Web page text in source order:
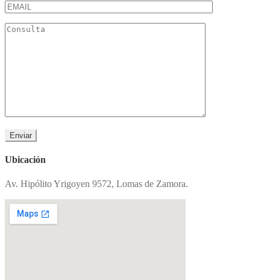
Ubicación
Av. Hipólito Yrigoyen 9572, Lomas de Zamora.